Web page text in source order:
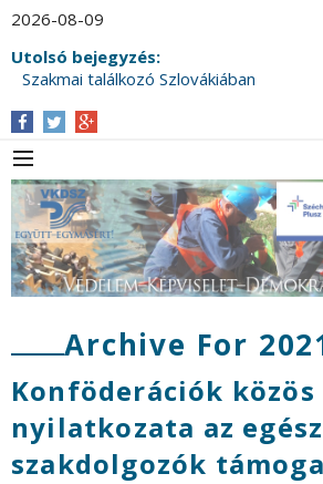
2026-08-09
Utolsó bejegyzés:
Szakmai találkozó Szlovákiában
Archive For
Konföderációk közös
nyilatkozata az
szakdolgozók